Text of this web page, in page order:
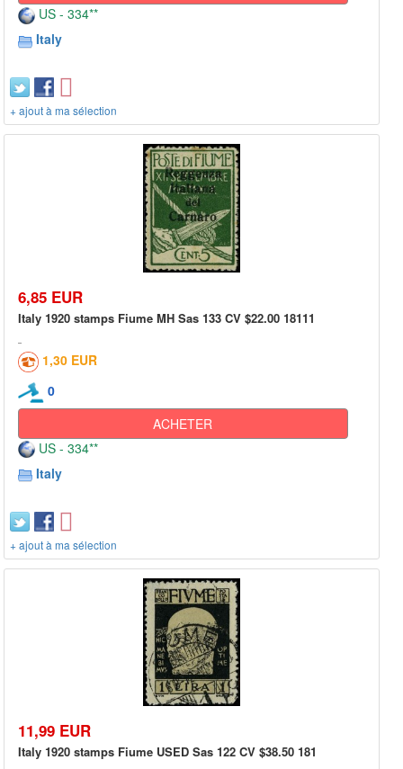
US - 334**
Italy
+ ajout à ma sélection
6,85 EUR
Italy 1920 stamps Fiume MH Sas 133 CV $22.00 18111
1,30 EUR
0
ACHETER
US - 334**
Italy
+ ajout à ma sélection
11,99 EUR
Italy 1920 stamps Fiume USED Sas 122 CV $38.50 181